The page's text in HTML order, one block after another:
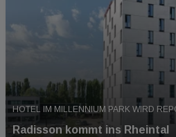
HOTEL IM MILLENNIUM PARK WIRD
Radisson kommt ins Rheintal